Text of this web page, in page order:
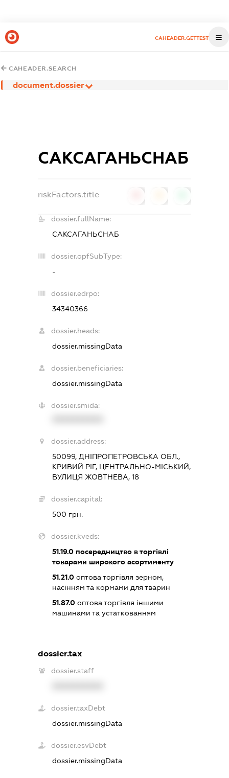
CAHEADER.GETTEST
CAHEADER.SEARCH
document.dossier
САКСАГАНЬСНАБ
riskFactors.title
dossier.fullName:
САКСАГАНЬСНАБ
dossier.opfSubType:
-
dossier.edrpo:
34340366
dossier.heads:
dossier.missingData
dossier.beneficiaries:
dossier.missingData
dossier.smida:
dossier.address:
50099, ДНІПРОПЕТРОВСЬКА ОБЛ.,
КРИВИЙ РІГ, ЦЕНТРАЛЬНО-МІСЬКИЙ,
ВУЛИЦЯ ЖОВТНЕВА, 18
dossier.capital:
500 грн.
dossier.kveds:
51.19.0 посередництво в торгівлі
товарами широкого асортименту
51.21.0 оптова торгівля зерном,
насінням та кормами для тварин
51.87.0 оптова торгівля іншими
машинами та устаткованням
dossier.tax
dossier.staff
dossier.taxDebt
dossier.missingData
dossier.esvDebt
dossier.missingData